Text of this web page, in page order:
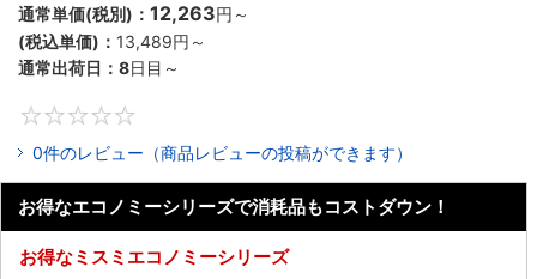
通常単価(税別)： 12,263円 ～
(税込単価)： 13,489円 ～
通常出荷日： 8日目～
0件のレビュー（商品レビューの投稿ができます）
お得なエコノミーシリーズで消耗品もコストダウン！
お得なミスミエコノミーシリーズ